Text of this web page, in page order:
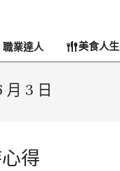
職業達人 美食人生
月 3 日
得